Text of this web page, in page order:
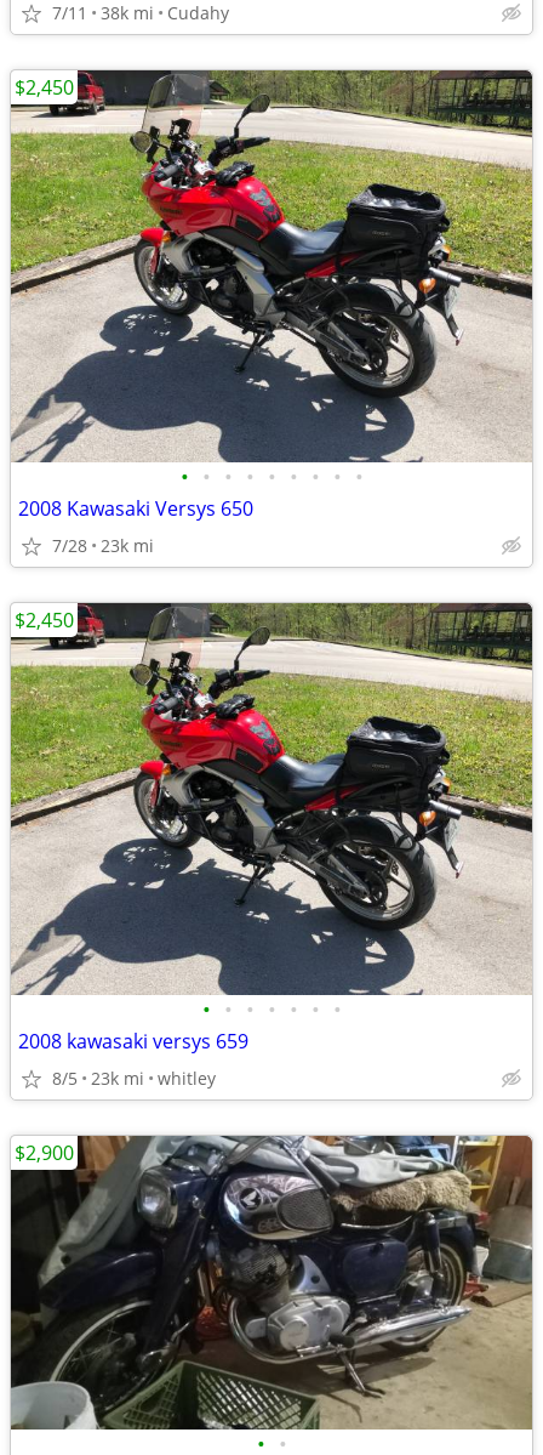
7/11 38k mi Cudahy
• • • • • • • • •
2008 Kawasaki Versys 650
7/28 23k mi
$2,450
• • • • • • •
2008 kawasaki versys 659
8/5 23k mi whitley
$2,450
• •
$2,900